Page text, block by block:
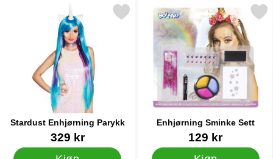
Stardust Enhjørning Parykk
Varenummer 19426
329 kr
Merk stardust Enhjørning Parykk som favoritt
Enhjørning Sminke Sett
Varenummer 22902
129 kr
Merk enhjørning